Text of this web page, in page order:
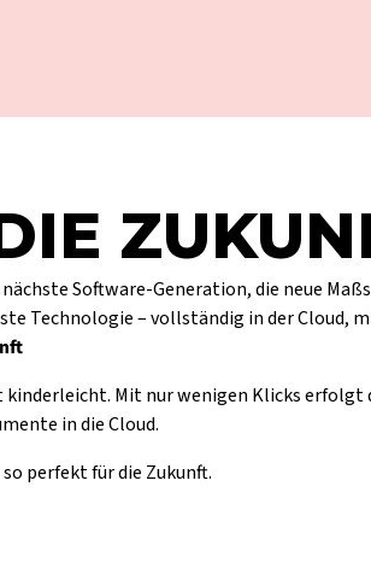
Software-Generation, die neue
Technologie – vollständig in der Cloud,
kinderleicht. Mit nur wenigen Klicks erfolgt
in die Cloud.
perfekt für die Zukunft.